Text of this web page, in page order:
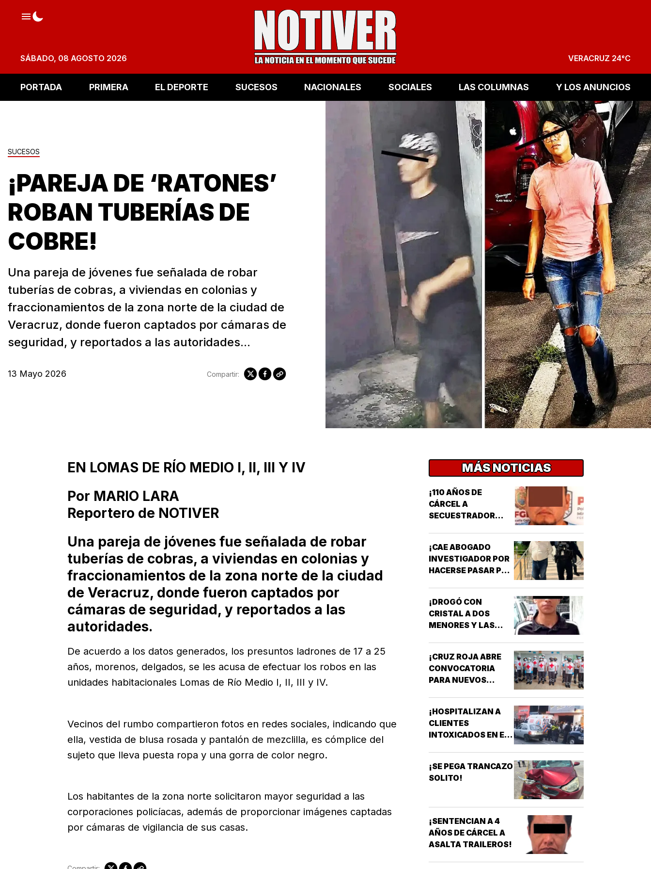
SÁBADO, 08 AGOSTO 2026 VERACRUZ 24°C
PORTADA PRIMERA EL DEPORTE SUCESOS NACIONALES SOCIALES LAS COLUMNAS Y LOS ANUNCIOS
SUCESOS
¡PAREJA DE ‘RATONES’
ROBAN TUBERÍAS DE
COBRE!
Una pareja de jóvenes fue señalada de robar
tuberías de cobras, a viviendas en colonias y
fraccionamientos de la zona norte de la ciudad de
Veracruz, donde fueron captados por cámaras de
seguridad, y reportados a las autoridades...
13 Mayo 2026 Compartir:
EN LOMAS DE RÍO MEDIO I, II, III Y IV
Por MARIO LARA
Reportero de NOTIVER
Una pareja de jóvenes fue señalada de robar
tuberías de cobras, a viviendas en colonias y
fraccionamientos de la zona norte de la ciudad
de Veracruz, donde fueron captados por
cámaras de seguridad, y reportados a las
autoridades.
De acuerdo a los datos generados, los presuntos ladrones de 17 a 25
años, morenos, delgados, se les acusa de efectuar los robos en las
unidades habitacionales Lomas de Río Medio I, II, III y IV.
Vecinos del rumbo compartieron fotos en redes sociales, indicando que
ella, vestida de blusa rosada y pantalón de mezclilla, es cómplice del
sujeto que lleva puesta ropa y una gorra de color negro.
Los habitantes de la zona norte solicitaron mayor seguridad a las
corporaciones policíacas, además de proporcionar imágenes captadas
por cámaras de vigilancia de sus casas.
MÁS NOTICIAS
¡110 AÑOS DE
CÁRCEL A
SECUESTRADOR
¡CAE ABOGADO
INVESTIGADOR POR
HACERSE PASAR POR
¡DROGÓ CON
CRISTAL A DOS
MENORES Y LAS
¡CRUZ ROJA ABRE
CONVOCATORIA
PARA NUEVOS
URGENCIAS
MÉDICAS!
¡HOSPITALIZAN A
CLIENTES
INTOXICADOS EN EL
¡SE PEGA TRANCAZO
SOLITO!
¡SENTENCIAN A 4
AÑOS DE CÁRCEL A
ASALTA TRAILEROS!